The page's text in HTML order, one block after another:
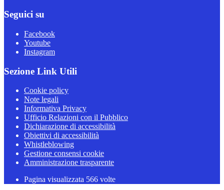
Seguici su
Facebook
Youtube
Instagram
Sezione Link Utili
Cookie policy
Note legali
Informativa Privacy
Ufficio Relazioni con il Pubblico
Dichiarazione di accessibilità
Obiettivi di accessibilità
Whistleblowing
Gestione consensi cookie
Amministrazione trasparente
Pagina visualizzata 566 volte